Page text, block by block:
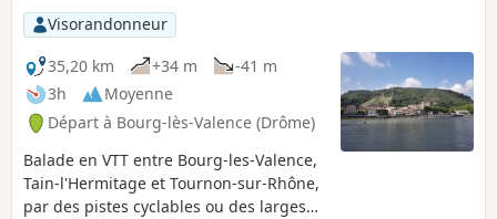
Visorandonneur
35,20 km
+34 m
-41 m
3h
Moyenne
Départ à Bourg-lès-Valence (Drôme)
Balade en VTT entre Bourg-les-Valence,
Tain-l'Hermitage et Tournon-sur-Rhône,
par des pistes cyclables ou des larges